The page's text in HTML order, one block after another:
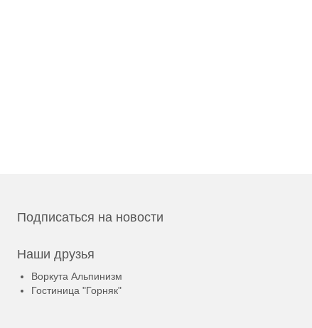
Подписаться на новости
Наши друзья
Воркута Альпинизм
Гостиница "Горняк"